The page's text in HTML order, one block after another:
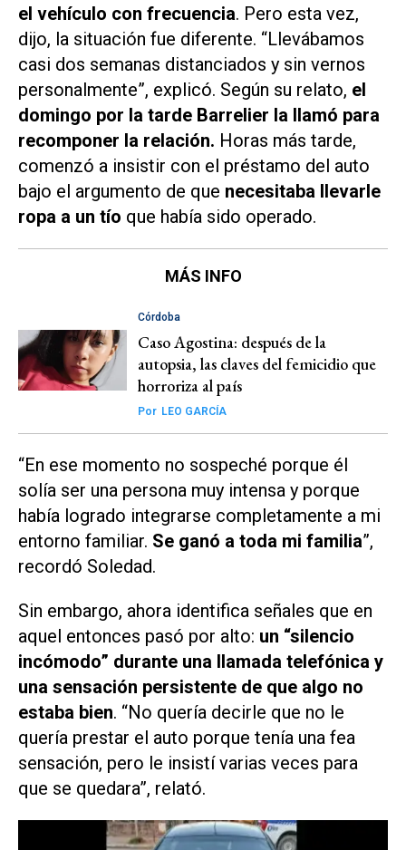
el vehículo con frecuencia. Pero esta vez,
dijo, la situación fue diferente. “Llevábamos
casi dos semanas distanciados y sin vernos
personalmente”, explicó. Según su relato, el
domingo por la tarde Barrelier la llamó para
recomponer la relación. Horas más tarde,
comenzó a insistir con el préstamo del auto
bajo el argumento de que necesitaba llevarle
ropa a un tío que había sido operado.
MÁS INFO
Córdoba
Caso Agostina: después de la
autopsia, las claves del femicidio que
horroriza al país
Por LEO GARCÍA
“En ese momento no sospeché porque él
solía ser una persona muy intensa y porque
había logrado integrarse completamente a mi
entorno familiar. Se ganó a toda mi familia”,
recordó Soledad.
Sin embargo, ahora identifica señales que en
aquel entonces pasó por alto: un “silencio
incómodo” durante una llamada telefónica y
una sensación persistente de que algo no
estaba bien. “No quería decirle que no le
quería prestar el auto porque tenía una fea
sensación, pero le insistí varias veces para
que se quedara”, relató.